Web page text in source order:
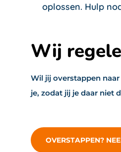
oplossen. Hulp
Wij
Wil jij overstappen
je, zodat jij je daar niet
OVERSTAPPEN?